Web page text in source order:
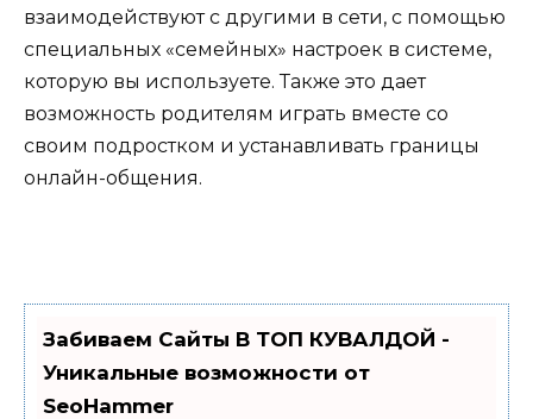
взаимодействуют с другими в сети, с помощью
специальных «семейных» настроек в системе,
которую вы используете. Также это дает
возможность родителям играть вместе со
своим подростком и устанавливать границы
онлайн-общения.
Забиваем Сайты В ТОП КУВАЛДОЙ -
Уникальные возможности от
SeoHammer